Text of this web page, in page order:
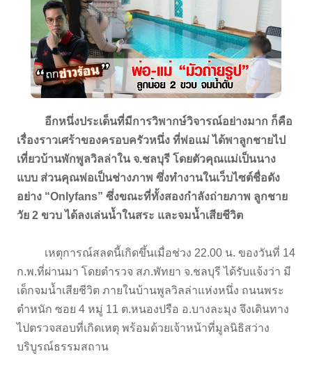
อีกหนึ่งประเด็นที่มีการวิพากษ์วิจารณ์อย่างมาก ก็คือ
เรื่องราวเศร้าของครอบครัวหนึ่ง ที่พ่อแม่ ได้พาลูกชายไป
เที่ยวบ้านพักพูลวิลล่าใน จ.ชลบุรี โดยตัวคุณแม่เป็นนาง
แบบ ส่วนคุณพ่อเป็นช่างภาพ ซึ่งทำงานในเว็บไซต์ชื่อดัง
อย่าง “Onlyfans” ซึ่งขณะที่ทั้งสองกำลังถ่ายภาพ ลูกชาย
วัย 2 ขวบ ได้ลงเล่นน้ำในสระ และจมน้ำเสียชีวิต
เหตุการณ์สลดนี้เกิดขึ้นเมื่อช่วง 22.00 น. ของวันที่ 14
ก.พ.ที่ผ่านมา โดยตำรวจ สภ.พัทยา จ.ชลบุรี ได้รับแจ้งว่า มี
เด็กจมน้ำเสียชีวิต ภายในบ้านพูลวิลล่าแห่งหนึ่ง ถนนพระ
ตำหนัก ซอย 4 หมู่ 11 ต.หนองปรือ อ.บางละมุง จึงเดินทาง
ไปตรวจสอบที่เกิดเหตุ พร้อมด้วยเจ้าหน้าที่มูลนิธิสว่าง
บริบูรณ์ธรรมสถาน